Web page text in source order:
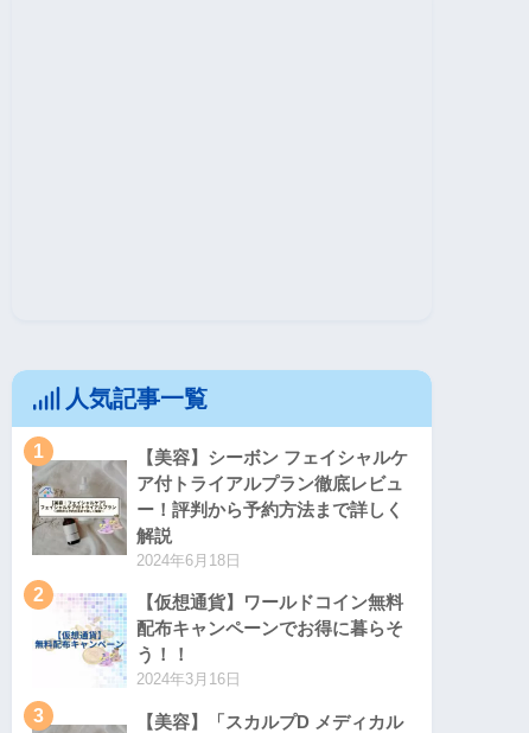
人気記事一覧
1
【美容】シーボン フェイシャルケ
ア付トライアルプラン徹底レビュ
ー！評判から予約方法まで詳しく
解説
2024年6月18日
2
【仮想通貨】ワールドコイン無料
配布キャンペーンでお得に暮らそ
う！！
2024年3月16日
3
【美容】「スカルプD メディカル